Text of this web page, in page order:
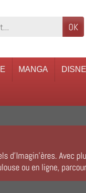
OK
MANGA
d’Imagin’ères. Avec
ou en ligne,